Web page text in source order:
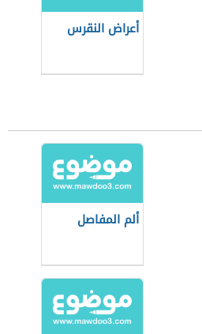
أعراض النقرس
ألم المفاصل